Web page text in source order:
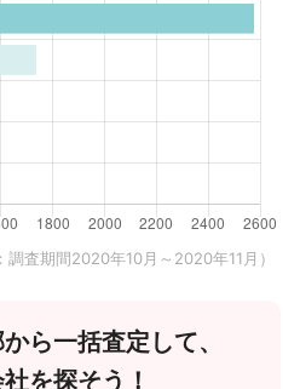
調査期間2020年10月～2020年11月）
ら一括査定して、
を探そう！